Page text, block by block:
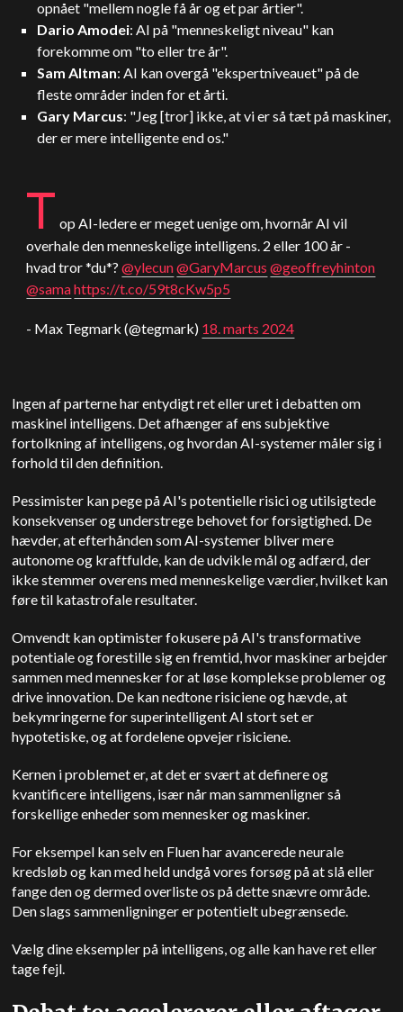
opnået "mellem nogle få år og et par årtier".
Dario Amodei: AI på "menneskeligt niveau" kan
forekomme om "to eller tre år".
Sam Altman: AI kan overgå "ekspertniveauet" på de
fleste områder inden for et årti.
Gary Marcus: "Jeg [tror] ikke, at vi er så tæt på maskiner,
der er mere intelligente end os."
T op AI-ledere er meget uenige om, hvornår AI vil
overhale den menneskelige intelligens. 2 eller 100 år -
hvad tror *du*?@ylecun@GaryMarcus @geoffreyhinton
@samahttps://t.co/59t8cKw5p5
- Max Tegmark (@tegmark) 18. marts 2024
Ingen af parterne har entydigt ret eller uret i debatten om
maskinel intelligens. Det afhænger af ens subjektive
fortolkning af intelligens, og hvordan AI-systemer måler sig i
forhold til den definition.
Pessimister kan pege på AI's potentielle risici og utilsigtede
konsekvenser og understrege behovet for forsigtighed. De
hævder, at efterhånden som AI-systemer bliver mere
autonome og kraftfulde, kan de udvikle mål og adfærd, der
ikke stemmer overens med menneskelige værdier, hvilket kan
føre til katastrofale resultater.
Omvendt kan optimister fokusere på AI's transformative
potentiale og forestille sig en fremtid, hvor maskiner arbejder
sammen med mennesker for at løse komplekse problemer og
drive innovation. De kan nedtone risiciene og hævde, at
bekymringerne for superintelligent AI stort set er
hypotetiske, og at fordelene opvejer risiciene.
Kernen i problemet er, at det er svært at definere og
kvantificere intelligens, især når man sammenligner så
forskellige enheder som mennesker og maskiner.
For eksempel kan selv en Fluen har avancerede neurale
kredsløb og kan med held undgå vores forsøg på at slå eller
fange den og dermed overliste os på dette snævre område.
Den slags sammenligninger er potentielt ubegrænsede.
Vælg dine eksempler på intelligens, og alle kan have ret eller
tage fejl.